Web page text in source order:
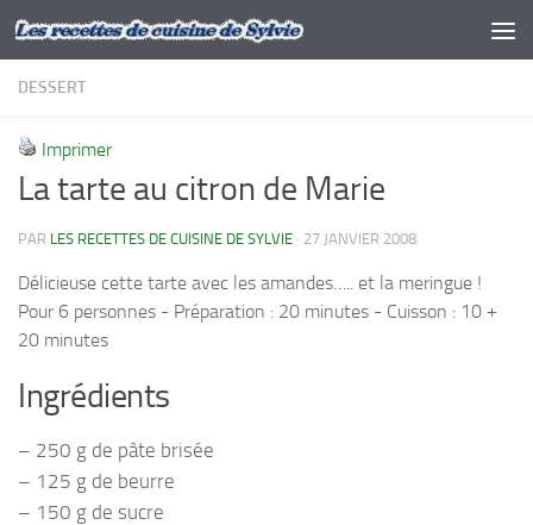
Skip to content
DESSERT
Imprimer
La tarte au citron de Marie
PAR LES RECETTES DE CUISINE DE SYLVIE · 27 JANVIER 2008
Délicieuse cette tarte avec les amandes….. et la meringue !
Pour 6 personnes - Préparation : 20 minutes - Cuisson : 10 +
20 minutes
Ingrédients
– 250 g de pâte brisée
– 125 g de beurre
– 150 g de sucre